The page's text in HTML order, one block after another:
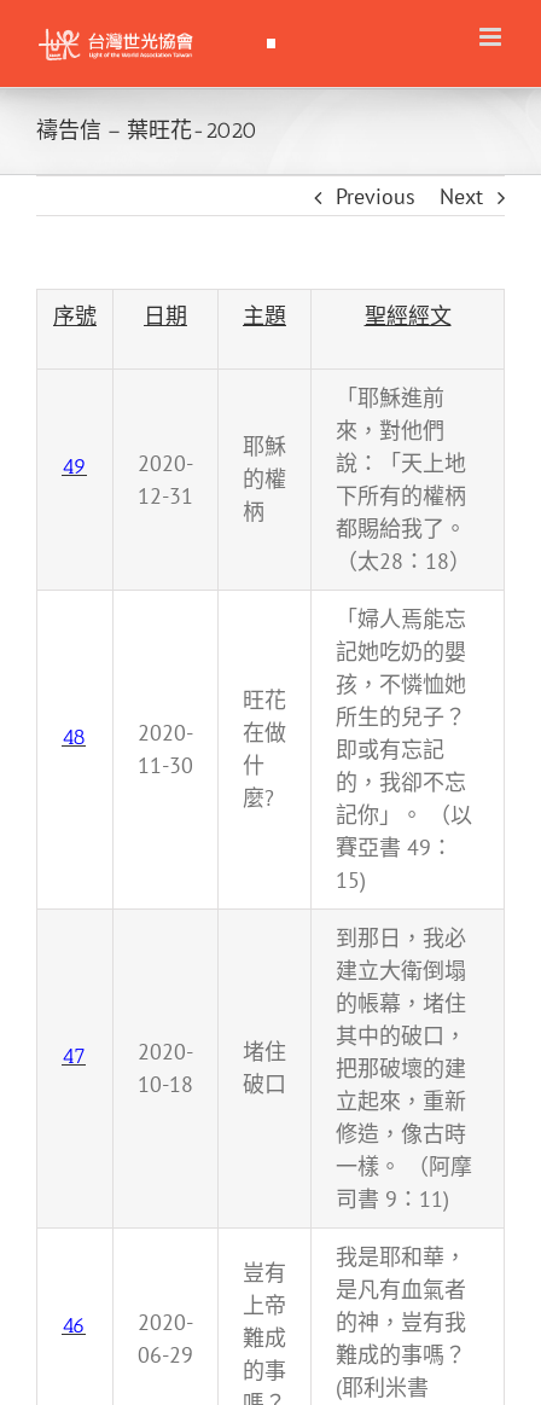
content
禱告信 – 葉旺花-2020
Previous Next
序號 日期 主題 聖經經文
49
2020-
12-31
耶穌
的權
柄
「耶穌進前
來，對他們
說：「天上地
下所有的權柄
都賜給我了。
（太28：18）
48
2020-
11-30
旺花
在做
什
麼?
「婦人焉能忘
記她吃奶的嬰
孩，不憐恤她
所生的兒子？
即或有忘記
的，我卻不忘
記你」。 （以
賽亞書 49：
15)
47
2020-
10-18
堵住
破口
到那日，我必
建立大衛倒塌
的帳幕，堵住
其中的破口，
把那破壞的建
立起來，重新
修造，像古時
一樣。 （阿摩
司書 9：11)
46
2020-
06-29
豈有
上帝
難成
的事
我是耶和華，
是凡有血氣者
的神，豈有我
難成的事嗎？
(耶利米書